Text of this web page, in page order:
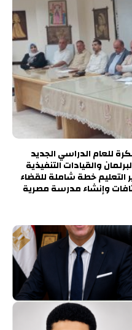
للعام الدراسي الجديد
والقيادات التنفيذية
خطة شاملة للقضاء
وإنشاء مدرسة مصرية